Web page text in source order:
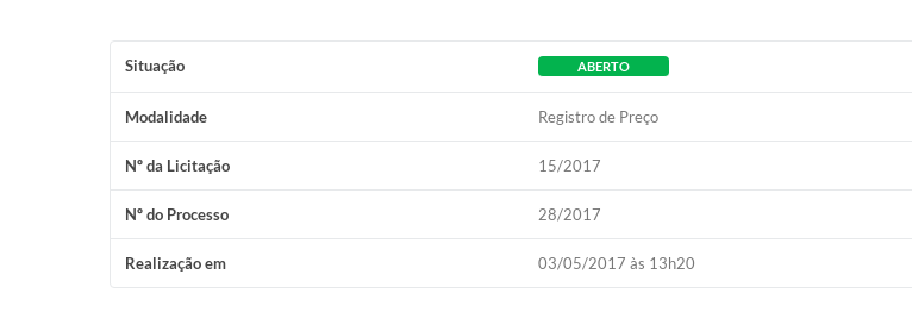
Situação ABERTO
Modalidade Registro de Preço
Nº da Licitação 15/2017
Nº do Processo 28/2017
Realização em 03/05/2017 às 13h20